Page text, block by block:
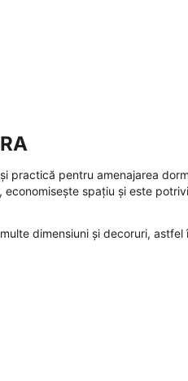
practică pentru amenajarea
spațiu și este
dimensiuni și decoruri,